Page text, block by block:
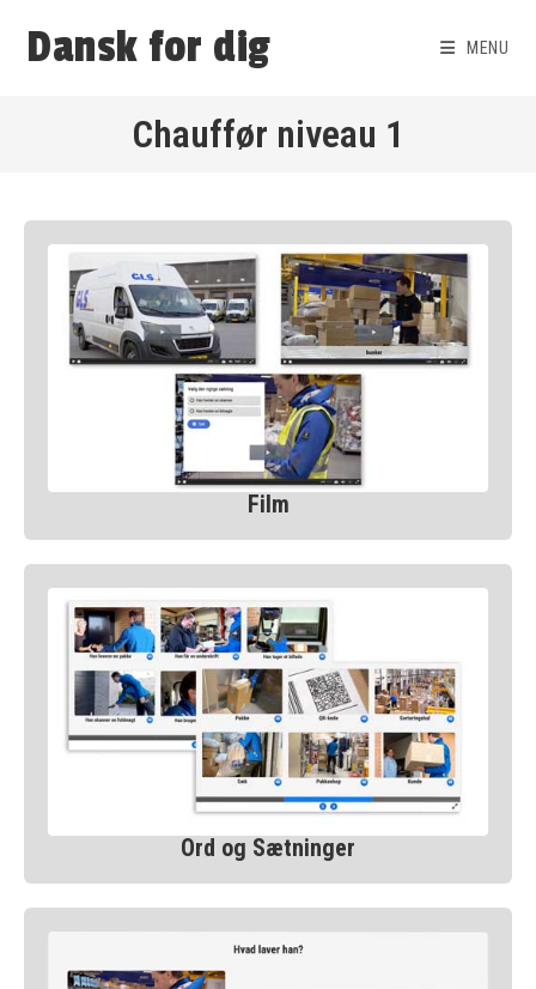
Dansk for dig MENU
Chauffør niveau 1
Film
Ord og Sætninger